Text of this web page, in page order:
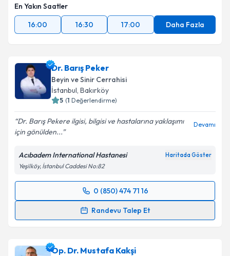
En Yakın Saatler
16:00
16:30 17:00 Daha Fazla
Dr. Barış Peker
Beyin ve Sinir Cerrahisi
İstanbul, Bakırköy
5 (1 Değerlendirme)
Dr. Barış Pekere ilgisi, bilgisi ve hastalarına yaklaşımı
için gönülden...
Devamı
Acıbadem International Hastanesi Haritada Göster
Yeşilköy, İstanbul Caddesi No:82
0 (850) 474 71 16
Randevu Talep Et
Randevu Takvimi Talebi
hazırlandığında e-posta ile bilgilendireceğiz.
Op. Dr. Mustafa Kakşi